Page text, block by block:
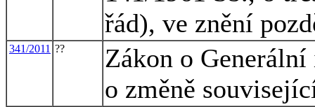
řád), ve znění
341/2011 ??
Zákon o
o změně